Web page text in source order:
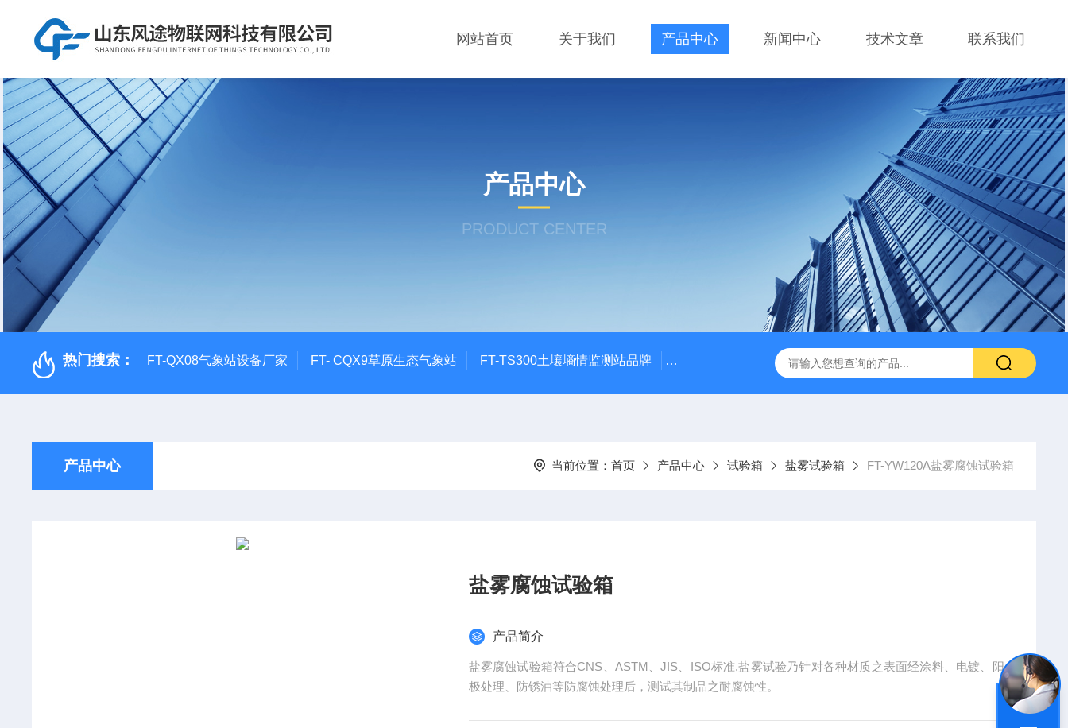
网站首页 关于我们 产品中心 新闻中心 技术文章 联系我们
产品中心
PRODUCT CENTER
热门搜索： FT-QX08气象站设备厂家 FT- CQX9草原生态气象站 FT-TS300土壤墒情监测站品牌 FT-YW10一体式超声波液位计 FT-ZDSQ无线土壤墒情监测仪厂家
产品中心 当前位置： 首页 产品中心 试验箱 盐雾试验箱 FT-YW120A盐雾腐蚀试验箱
盐雾腐蚀试验箱
产品简介
盐雾腐蚀试验箱符合CNS、ASTM、JIS、ISO标准,盐雾试验乃针对各种材质之表面经涂料、电镀、阳
极处理、防锈油等防腐蚀处理后，测试其制品之耐腐蚀性。